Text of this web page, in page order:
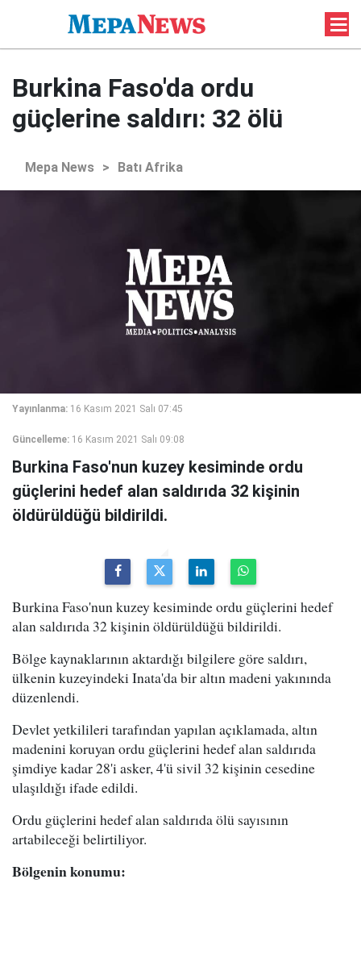
Burkina Faso'da ordu
güçlerine saldırı: 32 ölü
Mepa News > Batı Afrika
Yayınlanma: 16 Kasım 2021 Salı 07:45
Güncelleme: 16 Kasım 2021 Salı 09:08
Burkina Faso'nun kuzey kesiminde ordu
güçlerini hedef alan saldırıda 32 kişinin
öldürüldüğü bildirildi.
Burkina Faso'nun kuzey kesiminde ordu güçlerini hedef
alan saldırıda 32 kişinin öldürüldüğü bildirildi.
Bölge kaynaklarının aktardığı bilgilere göre saldırı,
ülkenin kuzeyindeki Inata'da bir altın madeni yakınında
düzenlendi.
Devlet yetkilileri tarafından yapılan açıklamada, altın
madenini koruyan ordu güçlerini hedef alan saldırıda
şimdiye kadar 28'i asker, 4'ü sivil 32 kişinin cesedine
ulaşıldığı ifade edildi.
Ordu güçlerini hedef alan saldırıda ölü sayısının
artabileceği belirtiliyor.
Bölgenin konumu: